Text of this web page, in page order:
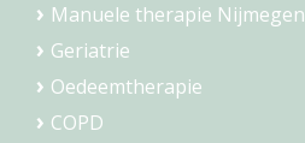
Manuele therapie Nijmegen
Geriatrie
Oedeemtherapie
COPD